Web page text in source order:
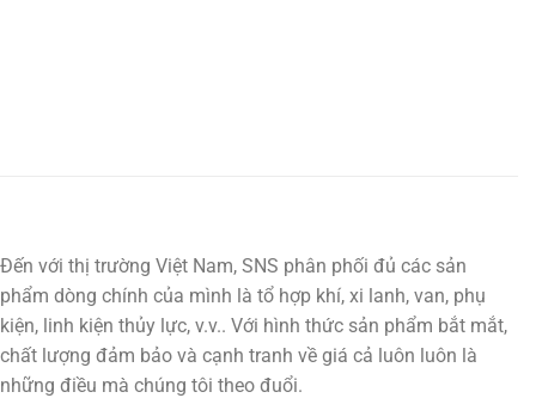
Đến với thị trường Việt Nam, SNS phân phối đủ các sản
phẩm dòng chính của mình là tổ hợp khí, xi lanh, van, phụ
kiện, linh kiện thủy lực, v.v.. Với hình thức sản phẩm bắt mắt,
chất lượng đảm bảo và cạnh tranh về giá cả luôn luôn là
những điều mà chúng tôi theo đuổi.